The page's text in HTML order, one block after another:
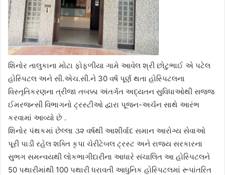
શિનોર તાલુકાના મોટા ફોફળીયા ગામે આવેલ શ્રી છોટુભાઈ એ પટેલ
હોસ્પિટલ અને સી.એચ.સી.ને 30 વર્ષ પૂર્ણ થતા હોસ્પિટલના
વિસ્તૃતિકરણના ત્રીજા તબક્કા અંતર્ગત અદ્યતન સુવિધાઓથી સજ્જ
ઈમરજન્સી વિભાગનો ટ્રસ્ટીઓ દ્વારા પૂજન-અર્ચન સાથે આરંભ
કરવામાં આવ્યો છે .
શિનોર પંથકમાં છેલ્લા ૩૨ વર્ષથી આશીર્વાદ સમાન આરોગ્ય સેવાઓ
પૂરી પાડી રહેલ શક્તિ કૃપા ચેરીટેબલ ટ્રસ્ટ અને રાજ્ય સરકારના
સુભગ સમન્વયથી લોકભાગીદારીના આધારે સંચાલિત આ હોસ્પિટલને
50 પથારીમાંથી 100 પથારી ધરાવતી આધુનિક હોસ્પિટલમાં રૂપાંતરિત